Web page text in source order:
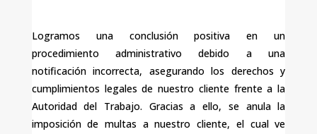
Logramos una conclusión positiva en un
procedimiento administrativo debido a una
notificación incorrecta, asegurando los derechos y
cumplimientos legales de nuestro cliente frente a la
Autoridad del Trabajo. Gracias a ello, se anula la
imposición de multas a nuestro cliente, el cual ve